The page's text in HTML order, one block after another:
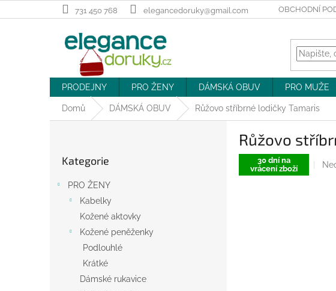
na
731 450 768 elegancedoruky@gmail.com OBCHODNÍ
PRODEJNY PRO ŽENY DÁMSKÁ OBUV PRO MUŽE
Domů DÁMSKÁ OBUV Růžovo stříbrné lodičky Tamaris
kategorie
Kategorie
PRO ŽENY
Kabelky
Kožené aktovky
Kožené peněženky
Podlouhlé
Krátké
Dámské rukavice
Růžovo
30 dní na
vrácení zboží